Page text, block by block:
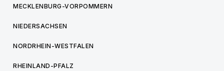
MECKLENBURG-VORPOMMERN
NIEDERSACHSEN
NORDRHEIN-WESTFALEN
RHEINLAND-PFALZ